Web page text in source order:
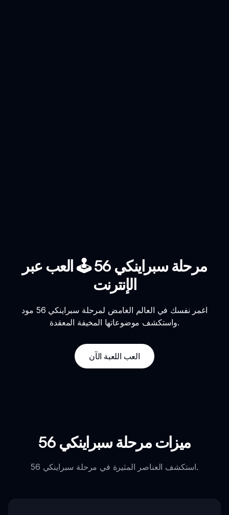
مرحلة سبراينكي 56 🕹️ العب عبر
الإنترنت
اغمر نفسك في العالم الغامض لمرحلة سبراينكي 56 مود
واستكشف موضوعاتها المخيفة المعقدة.
العب اللعبة الآن
ميزات مرحلة سبراينكي 56
استكشف العناصر المثيرة في مرحلة سبراينكي 56.